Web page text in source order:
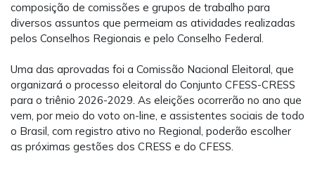
composição de comissões e grupos de trabalho para
diversos assuntos que permeiam as atividades realizadas
pelos Conselhos Regionais e pelo Conselho Federal.
Uma das aprovadas foi a Comissão Nacional Eleitoral, que
organizará o processo eleitoral do Conjunto CFESS-CRESS
para o triênio 2026-2029. As eleições ocorrerão no ano que
vem, por meio do voto on-line, e assistentes sociais de todo
o Brasil, com registro ativo no Regional, poderão escolher
as próximas gestões dos CRESS e do CFESS.